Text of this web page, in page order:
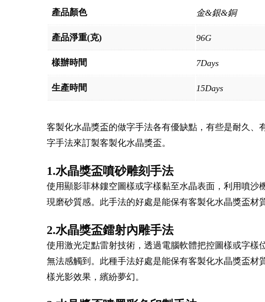
產品顏色 金&銀&銅
產品淨重(克) 96G
樣辦時間 7Days
生產時間 15Days
客製化水晶獎盃的做字手法各有優缺點，有些是耐久
字手法來訂製客製化水晶獎盃。
1.水晶獎盃噴砂雕刻手法
使用顯影菲林鏤空圖樣或字樣黏至水晶表面，利用噴
現磨砂質感。此手法的好處是能保有客製化水晶獎盃材
2.水晶獎盃鐳射內雕手法
使用激光定點雷射技術，透過電腦軟體把控圖樣或字樣
無法感觸到。此種手法好處是能保有客製化水晶獎盃
樣光影效果，繽紛夢幻。